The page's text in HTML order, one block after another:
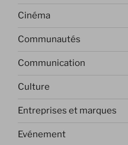
Cinéma
Communautés
Communication
Culture
Entreprises et marques
Evénement